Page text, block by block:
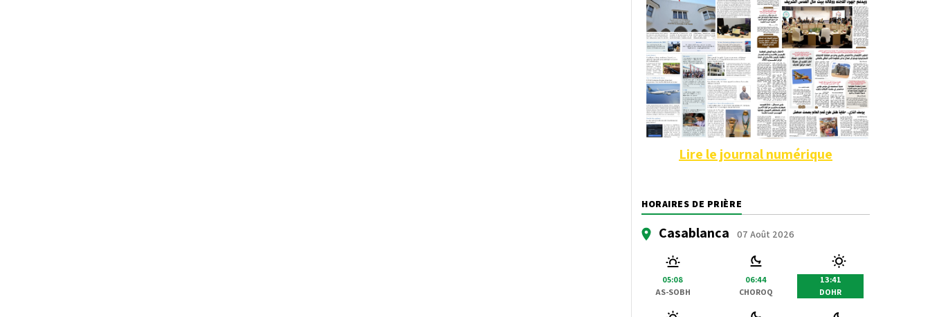
Lire le journal numérique
HORAIRES DE PRIÈRE
Casablanca 07 Août 2026
05:08
AS-SOBH
06:44
CHOROQ
13:41
DOHR